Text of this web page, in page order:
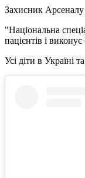
Захисник Арсеналу
"Національна
пацієнтів і
Усі діти в Україні